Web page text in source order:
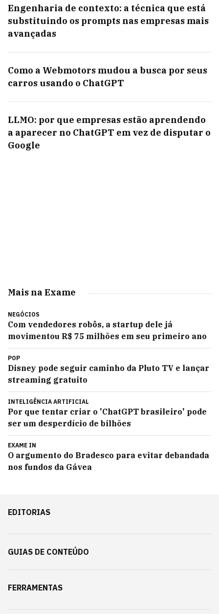
Engenharia de contexto: a técnica que está
substituindo os prompts nas empresas mais
avançadas
Como a Webmotors mudou a busca por seus
carros usando o ChatGPT
LLMO: por que empresas estão aprendendo
a aparecer no ChatGPT em vez de disputar o
Google
Mais na Exame
NEGÓCIOS
Com vendedores robôs, a startup dele já
movimentou R$ 75 milhões em seu primeiro ano
POP
Disney pode seguir caminho da Pluto TV e lançar
streaming gratuito
INTELIGÊNCIA ARTIFICIAL
Por que tentar criar o 'ChatGPT brasileiro' pode
ser um desperdício de bilhões
EXAME IN
O argumento do Bradesco para evitar debandada
nos fundos da Gávea
EDITORIAS
GUIAS DE CONTEÚDO
FERRAMENTAS